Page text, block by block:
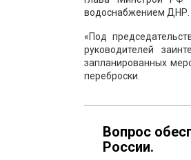
водоснабжением ДНР.
«Под
руководителей
запланированных
переброски.
Вопрос
России.